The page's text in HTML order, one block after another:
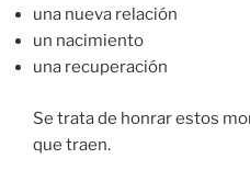
una nueva relación
un nacimiento
una recuperación
Se trata de honrar estos
que traen.